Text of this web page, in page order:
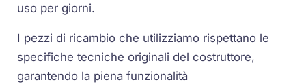
uso per giorni.
I pezzi di ricambio che utilizziamo rispettano le
specifiche tecniche originali del costruttore,
garantendo la piena funzionalità